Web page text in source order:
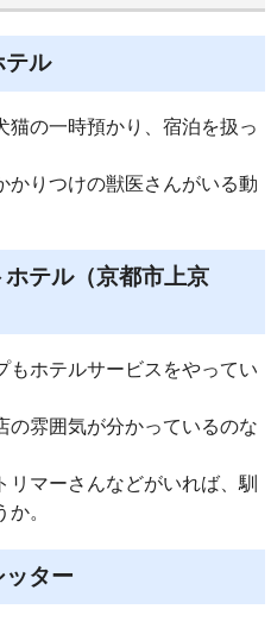
テル
猫の一時預かり、宿泊を扱っ
かりつけの獣医さんがいる動
テル（京都市上京
もホテルサービスをやってい
の雰囲気が分かっているのな
マーさんなどがいれば、馴
。
ター